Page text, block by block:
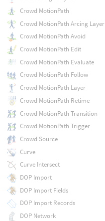
Crowd MotionPath
Crowd MotionPath Arcing Layer
Crowd MotionPath Avoid
Crowd MotionPath Edit
Crowd MotionPath Evaluate
Crowd MotionPath Follow
Crowd MotionPath Layer
Crowd MotionPath Retime
Crowd MotionPath Transition
Crowd MotionPath Trigger
Crowd Source
Curve
Curve Intersect
DOP Import
DOP Import Fields
DOP Import Records
DOP Network